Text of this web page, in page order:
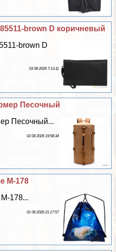
brown D коричневый
brown D
03 08 2026 7:13:11
Песочный
Песочный...
02 08 2026 19:58:34
M-178
178...
01 08 2026 21:17:57